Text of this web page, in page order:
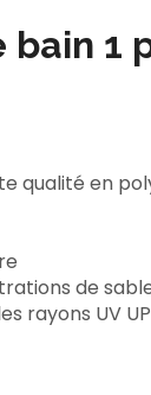
bain 1
qualité en
de
rayons UV